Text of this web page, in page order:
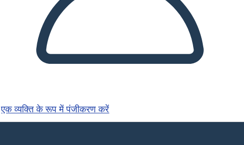
एक व्यक्ति के रूप में पंजीकरण करें